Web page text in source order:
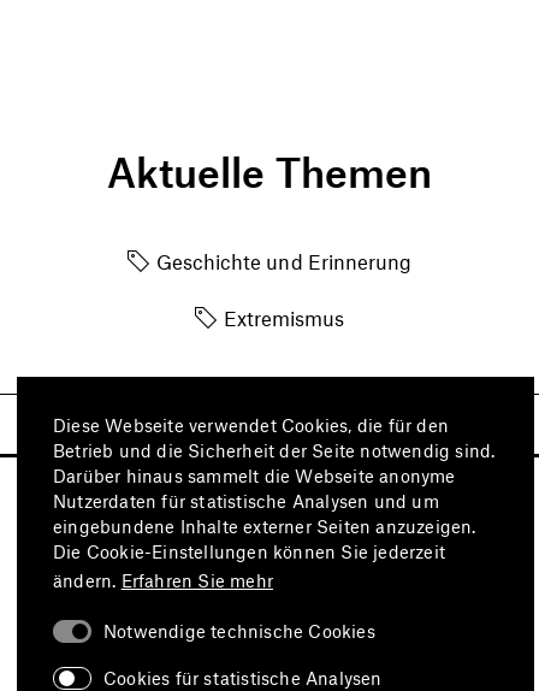
Aktuelle Themen
Geschichte und Erinnerung
Extremismus
Besuchen Sie auch
Diese Webseite verwendet Cookies, die für den
Betrieb und die Sicherheit der Seite notwendig sind.
Darüber hinaus sammelt die Webseite anonyme
Nutzerdaten für statistische Analysen und um
eingebundene Inhalte externer Seiten anzuzeigen.
Die Cookie-Einstellungen können Sie jederzeit
ändern. Erfahren Sie mehr
Notwendige technische Cookies
Cookies für statistische Analysen